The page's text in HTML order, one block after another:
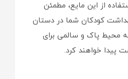
از این مایع، مطمئن
کودکان شما در دستان
به محیط پاک و سالمی برای
خواهند کرد.